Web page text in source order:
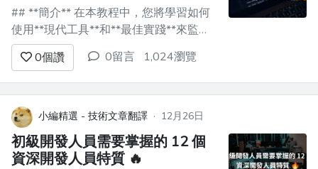
## **簡介** 在本教程中，您將學習如何
使用**現代工具**和**最佳實踐**來監控
您的Javascript應用程式。 探索分散式追
蹤的力量，並了解如何無縫整合和利用
Odigos 和 Jaeger 等工具來增強您的監控
能力。 **您將學到什麼：✨** - 如何在
Jav...
0個讚 0留言 1,024瀏覽
小編精選 - 技術文章翻譯 · 12月26日
初級開發人員需要掌握的 12 個
資深開發人員特質 🔥